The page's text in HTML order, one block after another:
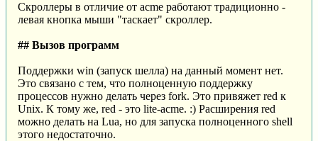
Скроллеры в отличие от acme работают традиционно -
левая кнопка мыши "таскает" скроллер.
## Вызов программ
Поддержки win (запуск шелла) на данный момент нет.
Это связано с тем, что полноценную поддержку
процессов нужно делать через fork. Это привяжет red к
Unix. К тому же, red - это lite-acme. :) Расширения red
можно делать на Lua, но для запуска полноценного shell
этого недостаточно.